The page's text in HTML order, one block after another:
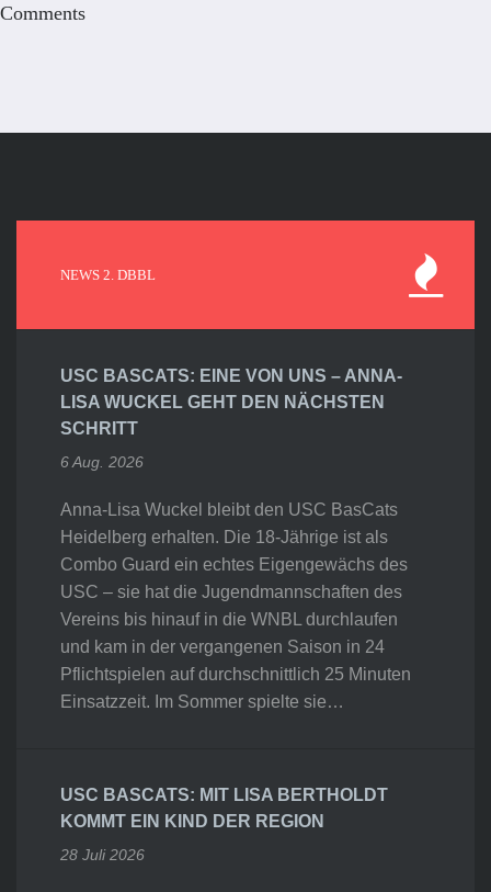
Comments
NEWS 2. DBBL
USC BASCATS: EINE VON UNS – ANNA-
LISA WUCKEL GEHT DEN NÄCHSTEN
SCHRITT
6 Aug. 2026
Anna-Lisa Wuckel bleibt den USC BasCats
Heidelberg erhalten. Die 18-Jährige ist als
Combo Guard ein echtes Eigengewächs des
USC – sie hat die Jugendmannschaften des
Vereins bis hinauf in die WNBL durchlaufen
und kam in der vergangenen Saison in 24
Pflichtspielen auf durchschnittlich 25 Minuten
Einsatzzeit. Im Sommer spielte sie…
USC BASCATS: MIT LISA BERTHOLDT
KOMMT EIN KIND DER REGION
28 Juli 2026